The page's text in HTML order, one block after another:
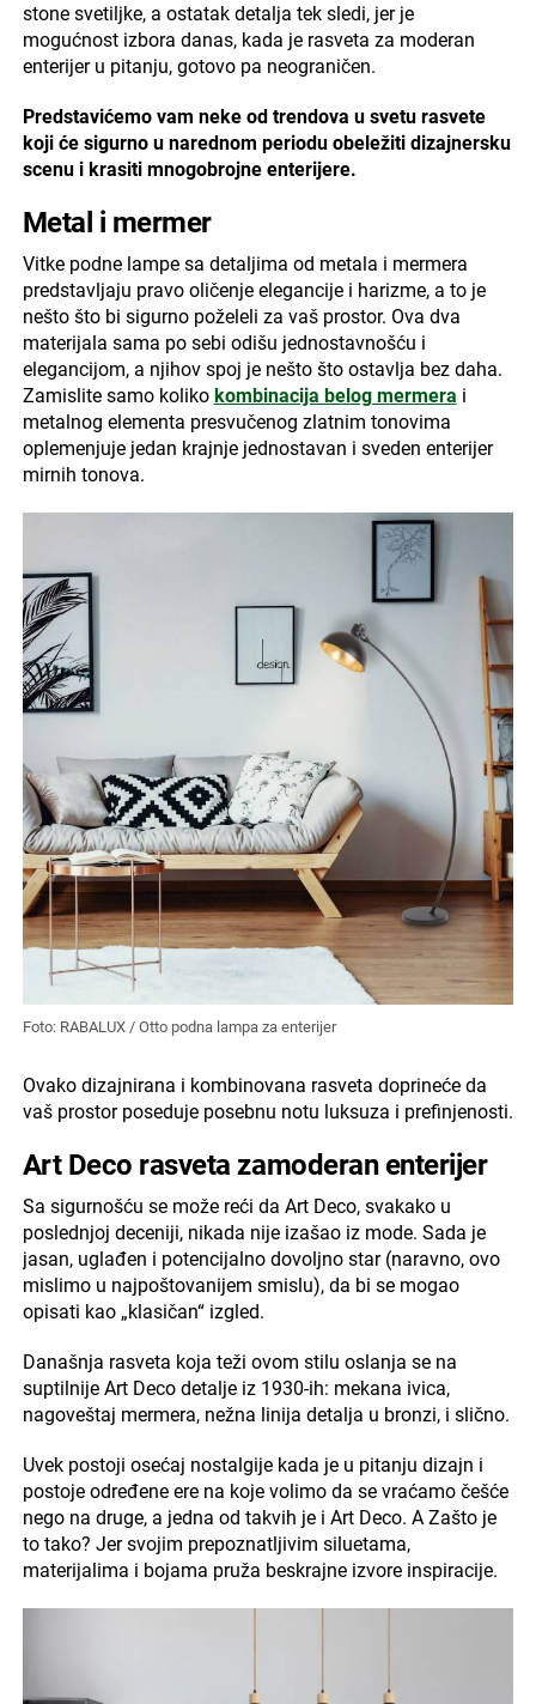
stone svetiljke, a ostatak detalja tek sledi, jer je
mogućnost izbora danas, kada je rasveta za moderan
enterijer u pitanju, gotovo pa neograničen.
Predstavićemo vam neke od trendova u svetu rasvete
koji će sigurno u narednom periodu obeležiti dizajnersku
scenu i krasiti mnogobrojne enterijere.
Metal i mermer
Vitke podne lampe sa detaljima od metala i mermera
predstavljaju pravo oličenje elegancije i harizme, a to je
nešto što bi sigurno poželeli za vaš prostor. Ova dva
materijala sama po sebi odišu jednostavnošću i
elegancijom, a njihov spoj je nešto što ostavlja bez daha.
Zamislite samo koliko kombinacija belog mermera i
metalnog elementa presvučenog zlatnim tonovima
oplemenjuje jedan krajnje jednostavan i sveden enterijer
mirnih tonova.
Foto: RABALUX / Otto podna lampa za enterijer
Ovako dizajnirana i kombinovana rasveta doprineće da
vaš prostor poseduje posebnu notu luksuza i prefinjenosti.
Art Deco rasveta zamoderan enterijer
Sa sigurnošću se može reći da Art Deco, svakako u
poslednjoj deceniji, nikada nije izašao iz mode. Sada je
jasan, uglađen i potencijalno dovoljno star (naravno, ovo
mislimo u najpoštovanijem smislu), da bi se mogao
opisati kao „klasičan“ izgled.
Današnja rasveta koja teži ovom stilu oslanja se na
suptilnije Art Deco detalje iz 1930-ih: mekana ivica,
nagoveštaj mermera, nežna linija detalja u bronzi, i slično.
Uvek postoji osećaj nostalgije kada je u pitanju dizajn i
postoje određene ere na koje volimo da se vraćamo češće
nego na druge, a jedna od takvih je i Art Deco. A Zašto je
to tako? Jer svojim prepoznatljivim siluetama,
materijalima i bojama pruža beskrajne izvore inspiracije.